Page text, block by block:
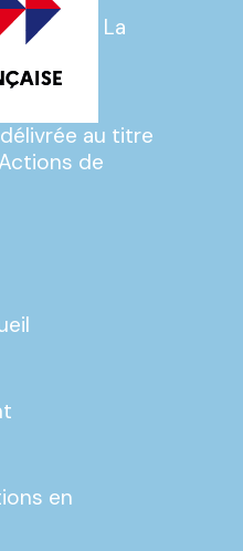
La
au titre
de
en